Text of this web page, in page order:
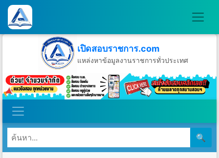
เปิดสอบราชการ.com
แหล่งหาข้อมูลงานราชการทั่วประเทศ
วันศุกร์ที่ 7 เดือนสิงหาคม พ.ศ.2569
🔍